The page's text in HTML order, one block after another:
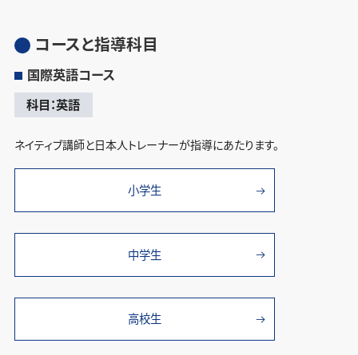
コースと指導科目
国際英語コース
科目：英語
ネイティブ講師と日本人トレーナーが指導にあたります。
小学生
中学生
高校生